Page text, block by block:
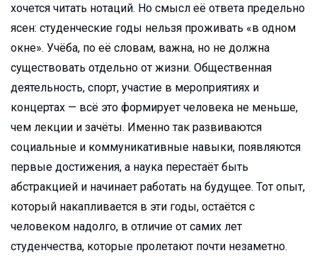
хочется читать нотаций. Но смысл её ответа предельно
ясен: студенческие годы нельзя проживать «в одном
окне». Учёба, по её словам, важна, но не должна
существовать отдельно от жизни. Общественная
деятельность, спорт, участие в мероприятиях и
концертах — всё это формирует человека не меньше,
чем лекции и зачёты. Именно так развиваются
социальные и коммуникативные навыки, появляются
первые достижения, а наука перестаёт быть
абстракцией и начинает работать на будущее. Тот опыт,
который накапливается в эти годы, остаётся с
человеком надолго, в отличие от самих лет
студенчества, которые пролетают почти незаметно.